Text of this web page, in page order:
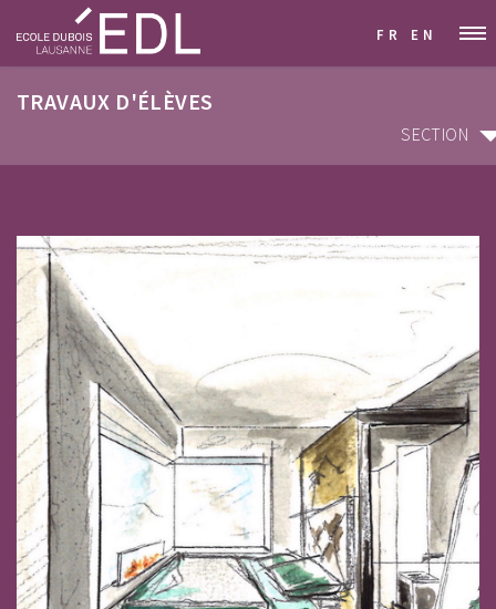
FR EN
TRAVAUX D'ÉLÈVES
SECTION
SECTION
GRAPHISME & COMMUNICATION VISUELLE
STYLISME & MODÉLISME
DESIGN INDUSTRIEL & MOBILIER